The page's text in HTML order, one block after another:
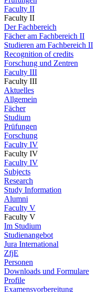
Faculty II
Faculty II
Der Fachbereich
Fächer am Fachbereich II
Studieren am Fachbereich II
Recognition of credits
Forschung und Zentren
Faculty III
Faculty III
Aktuelles
Allgemein
Fächer
Studium
Prüfungen
Forschung
Faculty IV
Faculty IV
Faculty IV
Subjects
Research
Study Information
Alumni
Faculty V
Faculty V
Im Studium
Studienangebot
Jura International
ZfjE
Personen
Downloads und Formulare
Profile
Examensvorbereitung